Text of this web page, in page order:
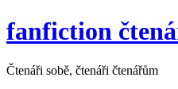
fanfiction
Čtenáři sobě, čtenáři čtenářům